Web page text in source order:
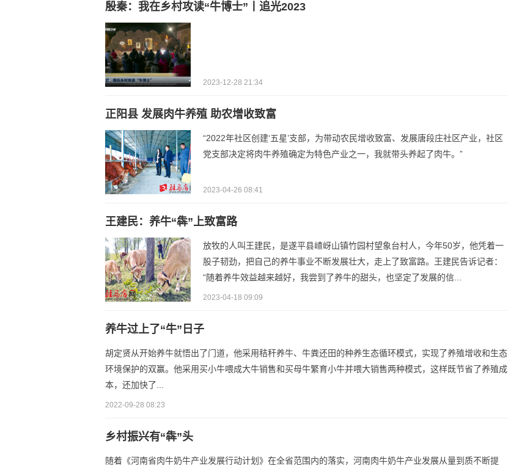
殷秦：我在乡村攻读“牛博士”丨追光2023
2023-12-28 21:34
正阳县 发展肉牛养殖 助农增收致富
“2022年社区创建‘五星’支部，为带动农民增收致富、发展唐段庄社区产业，社区
党支部决定将肉牛养殖确定为特色产业之一，我就带头养起了肉牛。”
2023-04-26 08:41
王建民：养牛“犇”上致富路
放牧的人叫王建民，是遂平县嵖岈山镇竹园村望象台村人，今年50岁，他凭着一
股子韧劲，把自己的养牛事业不断发展壮大，走上了致富路。王建民告诉记者：
“随着养牛效益越来越好，我尝到了养牛的甜头，也坚定了发展的信...
2023-04-18 09:09
养牛过上了“牛”日子
胡定贤从开始养牛就悟出了门道，他采用秸秆养牛、牛粪还田的种养生态循环模式，实现了养殖增收和生态
环境保护的双赢。他采用买小牛喂成大牛销售和买母牛繁育小牛并喂大销售两种模式，这样既节省了养殖成
本，还加快了...
2022-09-28 08:23
乡村振兴有“犇”头
随着《河南省肉牛奶牛产业发展行动计划》在全省范围内的落实，河南肉牛奶牛产业发展从量到质不断提